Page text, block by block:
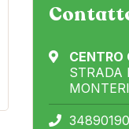
CENTRO
STRADA